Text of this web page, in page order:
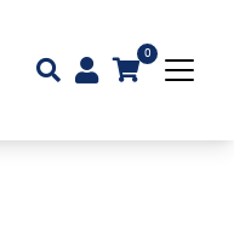
0